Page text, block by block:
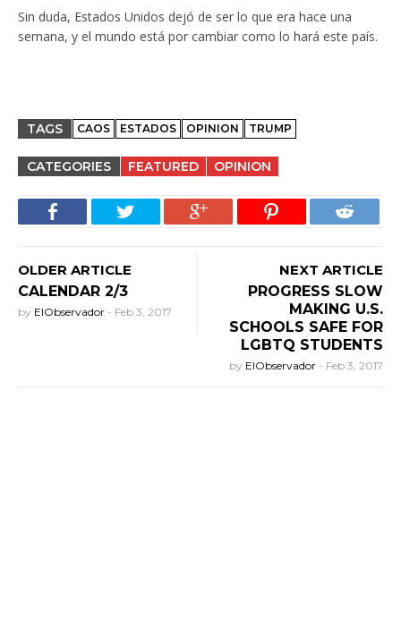
Sin duda, Estados Unidos dejó de ser lo que era hace una
semana, y el mundo está por cambiar como lo hará este país.
TAGS CAOS ESTADOS OPINION TRUMP
CATEGORIES FEATURED OPINION
OLDER ARTICLE
CALENDAR 2/3
by ElObservador - Feb 3, 2017
NEXT ARTICLE
PROGRESS SLOW
MAKING U.S.
SCHOOLS SAFE FOR
LGBTQ STUDENTS
by ElObservador - Feb 3, 2017